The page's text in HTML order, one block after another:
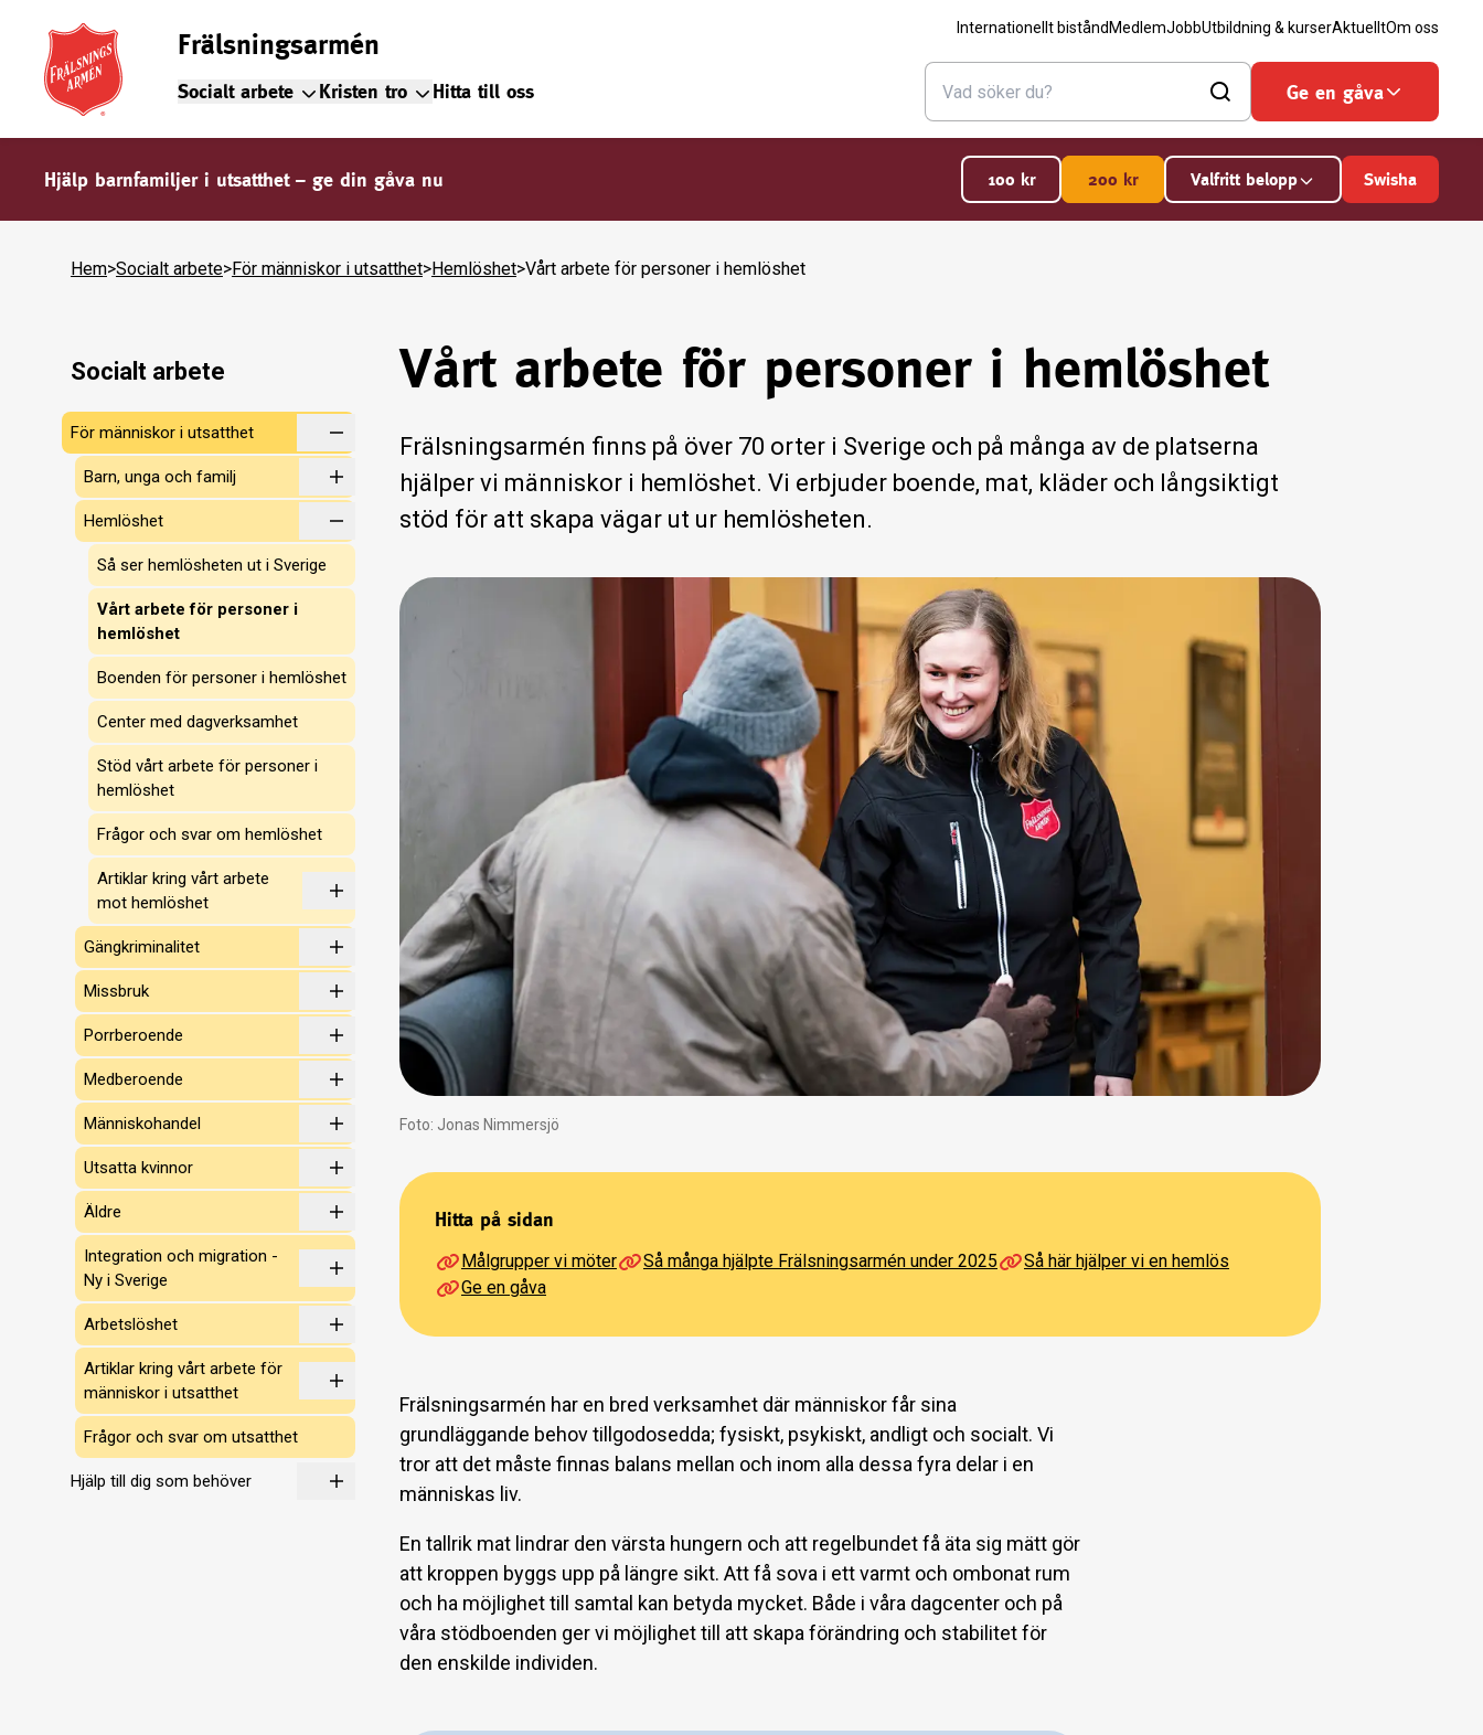
Frälsningsarmén Internationellt bistånd MedlemJobbUtbildning & kurserAktuelltOm oss
Socialt arbete Kristen tro Hitta till oss Ge en gåva
Hjälp barnfamiljer i utsatthet – ge din gåva nu 100 kr 200 kr Valfritt belopp Swisha
Hem>Socialt arbete>För människor i utsatthet>Hemlöshet>Vårt arbete för personer i hemlöshet
Socialt arbete
För människor i utsatthet
Barn, unga och familj
Hemlöshet
Så ser hemlösheten ut i Sverige
Vårt arbete för personer i
hemlöshet
Boenden för personer i hemlöshet
Center med dagverksamhet
Stöd vårt arbete för personer i
hemlöshet
Frågor och svar om hemlöshet
Artiklar kring vårt arbete
mot hemlöshet
Gängkriminalitet
Missbruk
Porrberoende
Medberoende
Människohandel
Utsatta kvinnor
Äldre
Integration och migration -
Ny i Sverige
Arbetslöshet
Artiklar kring vårt arbete för
människor i utsatthet
Frågor och svar om utsatthet
Hjälp till dig som behöver
Vårt arbete för personer i hemlöshet
Frälsningsarmén finns på över 70 orter i Sverige och på många av de platserna
hjälper vi människor i hemlöshet. Vi erbjuder boende, mat, kläder och långsiktigt
stöd för att skapa vägar ut ur hemlösheten.
Foto: Jonas Nimmersjö
Hitta på sidan
Målgrupper vi möter Så många hjälpte Frälsningsarmén under 2025
Så här hjälper vi en hemlös
Ge en gåva
Frälsningsarmén har en bred verksamhet där människor får sina
grundläggande behov tillgodosedda; fysiskt, psykiskt, andligt och socialt. Vi
tror att det måste finnas balans mellan och inom alla dessa fyra delar i en
människas liv.
En tallrik mat lindrar den värsta hungern och att regelbundet få äta sig mätt gör
att kroppen byggs upp på längre sikt. Att få sova i ett varmt och ombonat rum
och ha möjlighet till samtal kan betyda mycket. Både i våra dagcenter och på
våra stödboenden ger vi möjlighet till att skapa förändring och stabilitet för
den enskilde individen.